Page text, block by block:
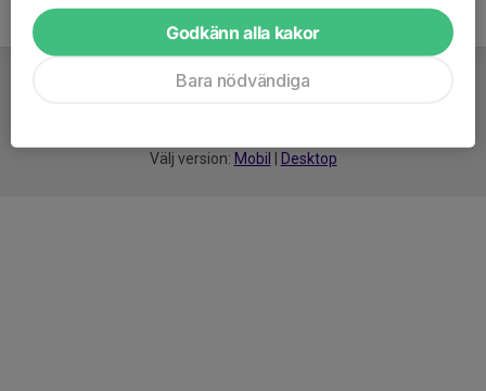
Välj version: Mobil Desktop
Godkänn alla kakor
Bara nödvändiga